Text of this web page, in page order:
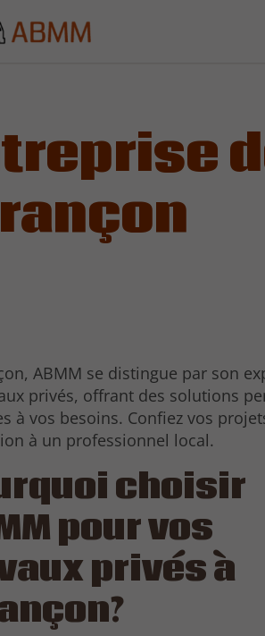
ABMM se distingue par son
privés, offrant des solutions
à vos besoins. Confiez vos
à un professionnel local.
choisir
pour vos
privés à